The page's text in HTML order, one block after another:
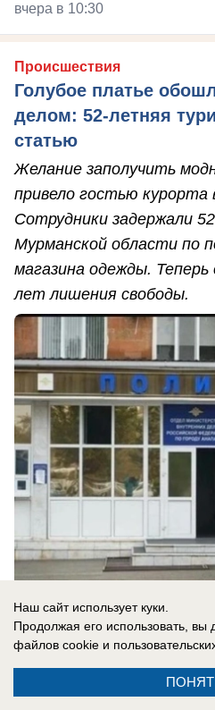
вчера в 10:30
Происшествия
Голубое платье
делом: 52-летняя
статью
Желание заполучить
привело гостью курорта
Сотрудники задержали
Мурманской области по
магазина одежды.
лет лишения свободы.
вчера в 10:00
Общество
Стало известно, где
Наш сайт использует куки.
Продолжая его использовать, вы
файлов cookie и